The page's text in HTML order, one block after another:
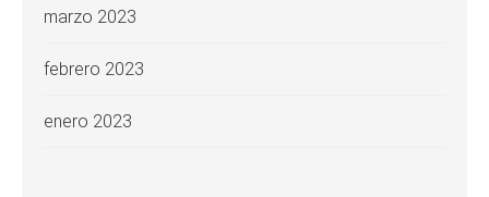
marzo 2023
febrero 2023
enero 2023